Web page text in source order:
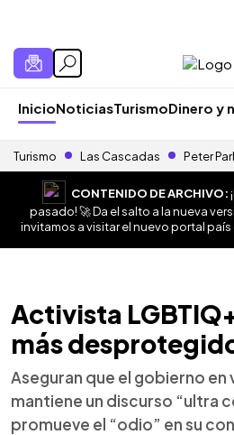
InicioNoticiasTurismoDinero y
Turismo Las Cascadas Peter
CONTENIDO DE ARCHIVO:
pasado! 🚀 Da el salto a la nueva
invitamos a visitar el nuevo portal
Activista
más
Aseguran que el gobierno en
mantiene un discurso “ultra
promueve el “odio” en su